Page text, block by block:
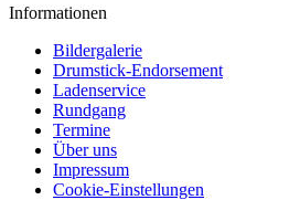
Informationen
Bildergalerie
Drumstick-Endorsement
Ladenservice
Rundgang
Termine
Über uns
Impressum
Cookie-Einstellungen